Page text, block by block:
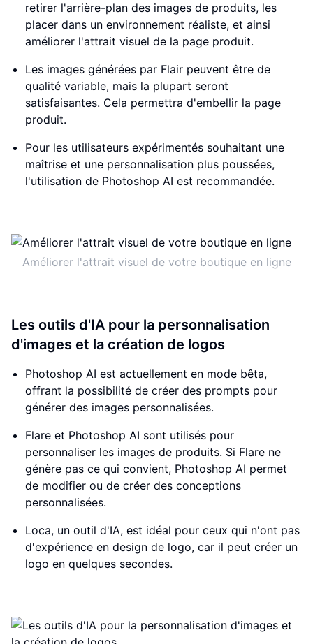
retirer l'arrière-plan des images de produits, les
placer dans un environnement réaliste, et ainsi
améliorer l'attrait visuel de la page produit.
Les images générées par Flair peuvent être de
qualité variable, mais la plupart seront
satisfaisantes. Cela permettra d'embellir la page
produit.
Pour les utilisateurs expérimentés souhaitant une
maîtrise et une personnalisation plus poussées,
l'utilisation de Photoshop AI est recommandée.
Améliorer l'attrait visuel de votre boutique en ligne
Les outils d'IA pour la personnalisation
d'images et la création de logos
Photoshop AI est actuellement en mode bêta,
offrant la possibilité de créer des prompts pour
générer des images personnalisées.
Flare et Photoshop AI sont utilisés pour
personnaliser les images de produits. Si Flare ne
génère pas ce qui convient, Photoshop AI permet
de modifier ou de créer des conceptions
personnalisées.
Loca, un outil d'IA, est idéal pour ceux qui n'ont pas
d'expérience en design de logo, car il peut créer un
logo en quelques secondes.